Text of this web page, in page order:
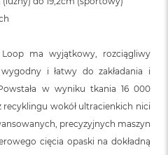
ma wyjątkowy, rozciągliwy
i łatwy do zakładania i
w wyniku tkania 16 000
recyklingu wokół ultracienkich nici
precyzyjnych maszyn
cięcia opaski na dokładną